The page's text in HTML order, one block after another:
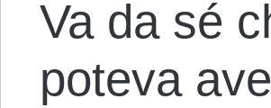
Va da sé
poteva